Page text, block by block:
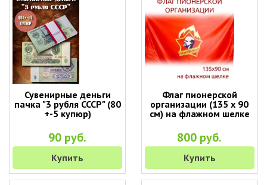
Сувенирные деньги
пачка "3 рубля СССР" (80
+-5 купюр)
90 руб.
Купить
Флаг пионерской
организации (135 х 90
см) на флажном шелке
800 руб.
Купить